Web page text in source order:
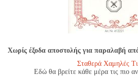
Χωρίς έξοδα αποστολής για παραλαβή
Σταθερά Χαμηλές
Εδώ θα βρείτε κάθε μέρα τις πιο